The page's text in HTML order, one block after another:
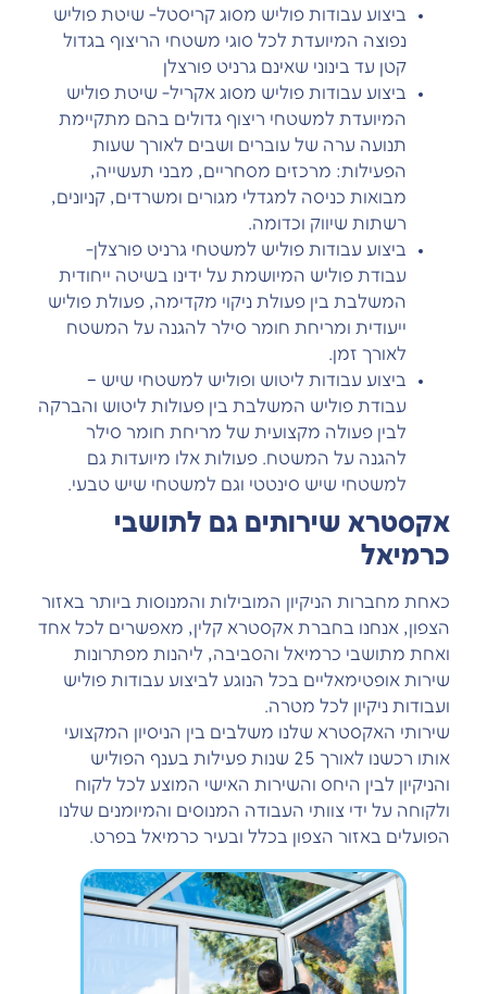
ביצוע עבודות פוליש מסוג קריסטל- שיטת פוליש
נפוצה המיועדת לכל סוגי משטחי הריצוף בגדול
קטן עד בינוני שאינם גרניט פורצלן
ביצוע עבודות פוליש מסוג אקריל- שיטת פוליש
המיועדת למשטחי ריצוף גדולים בהם מתקיימת
תנועה ערה של עוברים ושבים לאורך שעות
הפעילות: מרכזים מסחריים, מבני תעשייה,
מבואות כניסה למגדלי מגורים ומשרדים, קניונים,
רשתות שיווק וכדומה.
ביצוע עבודות פוליש למשטחי גרניט פורצלן-
עבודת פוליש המיושמת על ידינו בשיטה ייחודית
המשלבת בין פעולת ניקוי מקדימה, פעולת פוליש
ייעודית ומריחת חומר סילר להגנה על המשטח
לאורך זמן.
ביצוע עבודות ליטוש ופוליש למשטחי שיש –
עבודת פוליש המשלבת בין פעולות ליטוש והברקה
לבין פעולה מקצועית של מריחת חומר סילר
להגנה על המשטח. פעולות אלו מיועדות גם
למשטחי שיש סינטטי וגם למשטחי שיש טבעי.
אקסטרא שירותים גם לתושבי
כרמיאל
כאחת מחברות הניקיון המובילות והמנוסות ביותר באזור
הצפון, אנחנו בחברת אקסטרא קלין, מאפשרים לכל אחד
ואחת מתושבי כרמיאל והסביבה, ליהנות מפתרונות
שירות אופטימאליים בכל הנוגע לביצוע עבודות פוליש
ועבודות ניקיון לכל מטרה.
שירותי האקסטרא שלנו משלבים בין הניסיון המקצועי
אותו רכשנו לאורך 25 שנות פעילות בענף הפוליש
והניקיון לבין היחס והשירות האישי המוצע לכל לקוח
ולקוחה על ידי צוותי העבודה המנוסים והמיומנים שלנו
הפועלים באזור הצפון בכלל ובעיר כרמיאל בפרט.